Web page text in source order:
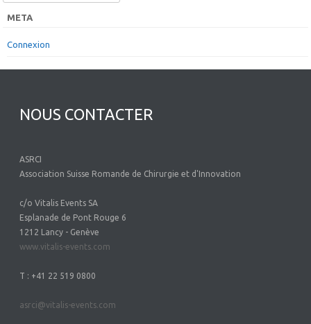
META
Connexion
NOUS CONTACTER
ASRCI
Association Suisse Romande de Chirurgie et d'Innovation
c/o Vitalis Events SA
Esplanade de Pont Rouge 6
1212 Lancy - Genève
www.vitalis-events.com
T : +41 22 519 0800
asrci@vitalis-events.com